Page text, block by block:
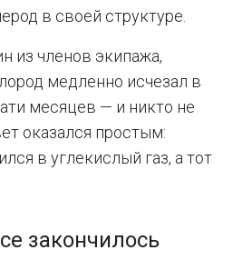
в своей структуре.
из членов экипажа,
медленно исчезал в
месяцев — и никто не
оказался простым:
в углекислый газ, а тот
закончилось